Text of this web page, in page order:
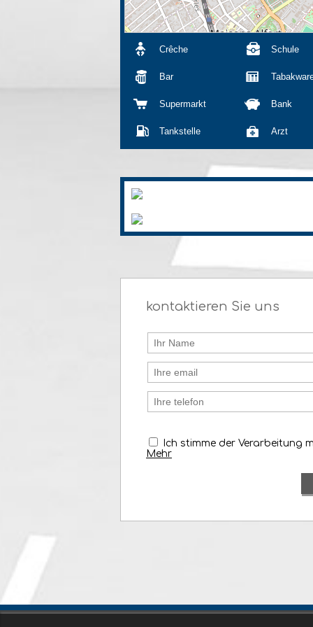
Crêche Schule
Bar
Supermarkt Bank
Tankstelle Arzt
kontaktieren Sie uns
Ich stimme der Verarbeitung
Mehr